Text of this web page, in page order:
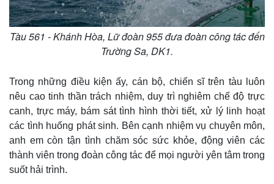
Tàu 561 - Khánh Hòa, Lữ đoàn 955 đưa đoàn công tác đến
Trường Sa, DK1.
Trong những điều kiện ấy, cán bộ, chiến sĩ trên tàu luôn
nêu cao tinh thần trách nhiệm, duy trì nghiêm chế độ trực
canh, trực máy, bám sát tình hình thời tiết, xử lý linh hoạt
các tình huống phát sinh. Bên cạnh nhiệm vụ chuyên môn,
anh em còn tận tình chăm sóc sức khỏe, động viên các
thành viên trong đoàn công tác để mọi người yên tâm trong
suốt hải trình.